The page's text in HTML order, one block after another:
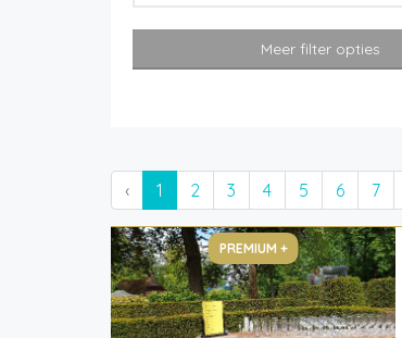
Meer filter opties
‹ 1 2 3 4 5 6 7
PREMIUM +